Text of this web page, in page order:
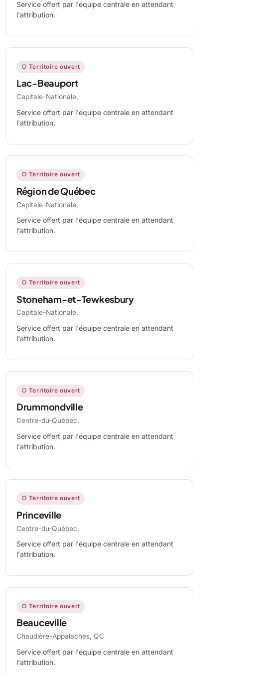
Service offert par l'équipe centrale en attendant
l'attribution.
○ Territoire ouvert
Lac-Beauport
Capitale-Nationale,
Service offert par l'équipe centrale en attendant
l'attribution.
○ Territoire ouvert
Région de Québec
Capitale-Nationale,
Service offert par l'équipe centrale en attendant
l'attribution.
○ Territoire ouvert
Stoneham-et-Tewkesbury
Capitale-Nationale,
Service offert par l'équipe centrale en attendant
l'attribution.
○ Territoire ouvert
Drummondville
Centre-du-Québec,
Service offert par l'équipe centrale en attendant
l'attribution.
○ Territoire ouvert
Princeville
Centre-du-Québec,
Service offert par l'équipe centrale en attendant
l'attribution.
○ Territoire ouvert
Beauceville
Chaudière-Appalaches, QC
Service offert par l'équipe centrale en attendant
l'attribution.